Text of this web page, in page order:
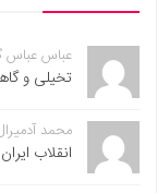
عباس عباس
تخیلی و
محمد
انقلاب